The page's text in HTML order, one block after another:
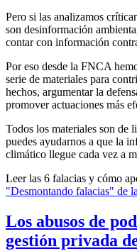
Pero si las analizamos
son desinformación
contar con información
Por eso desde la FNCA
serie de materiales para
hechos, argumentar la
promover actuaciones más
Todos los materiales son de
puedes ayudarnos a que la
climático llegue cada vez a
Leer las 6 falacias y cómo
"Desmontando falacias" de
Los abusos de
gestión privada